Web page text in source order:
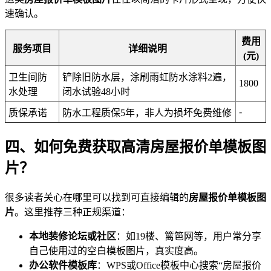
速确认。
服务项目 详细说明
费用
(元)
卫生间防
水处理
铲除旧防水层，涂刷雨虹防水涂料2遍，
闭水试验48小时
1800
质保承诺 防水工程质保5年，非人为损坏免费维修 -
四、如何免费获取高清房屋报价单模板图
片？
很多读者关心在哪里可以找到可直接编辑的房屋报价单模板图
片。这里推荐三种正规渠道：
本地装修论坛或社区 ：如19楼、篱笆网等，用户常分享
自己使用过的空白模板图片，真实度高。
办公软件模板库：WPS或Office模板中心搜索“房屋报价